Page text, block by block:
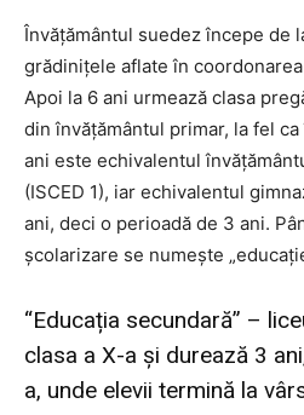
Învățământul suedez începe de
grădinițele aflate în
Apoi la 6 ani urmează clasa
din învățământul primar, la fel ca
ani este echivalentul
(ISCED 1), iar echivalentul
ani, deci o perioadă de 3 ani.
școlarizare se numește
“Educația secundară” –
clasa a X-a și durează 3
a, unde elevii termină la